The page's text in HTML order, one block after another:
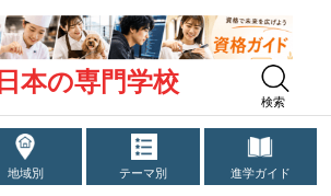
日本の専門学校
検索
地域別 テーマ別 進学ガイド